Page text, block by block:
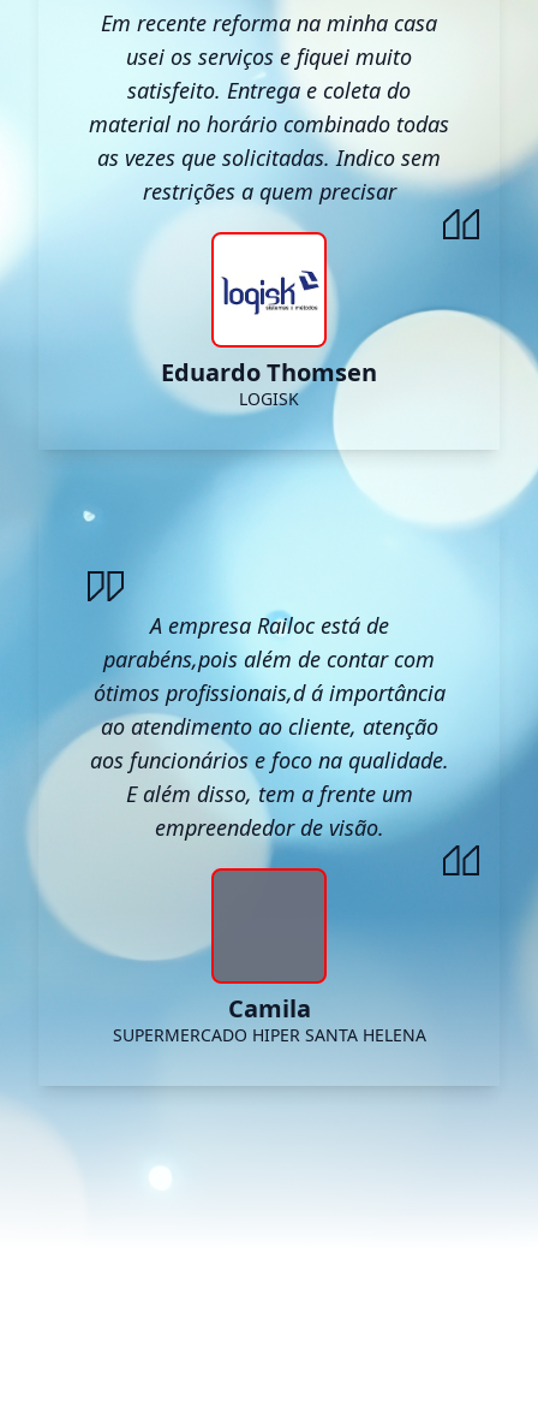
Em recente reforma na minha casa
usei os serviços e fiquei muito
satisfeito. Entrega e coleta do
material no horário combinado todas
as vezes que solicitadas. Indico sem
restrições a quem precisar
Eduardo Thomsen
LOGISK
A empresa Railoc está de
parabéns,pois além de contar com
ótimos profissionais,d á importância
ao atendimento ao cliente, atenção
aos funcionários e foco na qualidade.
E além disso, tem a frente um
empreendedor de visão.
Camila
SUPERMERCADO HIPER SANTA HELENA